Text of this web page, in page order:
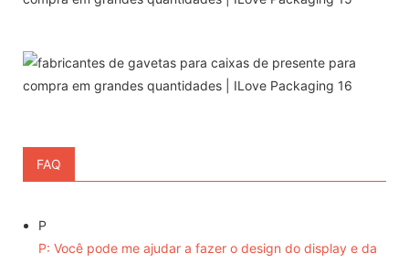
FAQ
P
P: Você pode me ajudar a fazer o design do display e da